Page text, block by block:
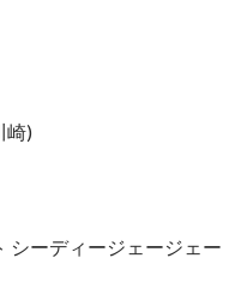
)
ーディージェージェー